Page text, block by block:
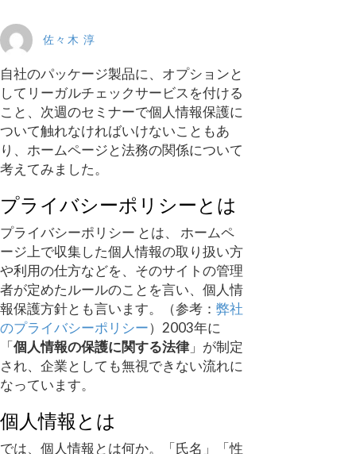
佐々木 淳
自社のパッケージ製品に、オプションと
してリーガルチェックサービスを付ける
こと、次週のセミナーで個人情報保護に
ついて触れなければいけないこともあ
り、ホームページと法務の関係について
考えてみました。
プライバシーポリシーとは
プライバシーポリシー とは、 ホームペ
ージ上で収集した個人情報の取り扱い方
や利用の仕方などを、そのサイトの管理
者が定めたルールのことを言い、個人情
報保護方針とも言います。（参考： 弊社
のプライバシーポリシー）2003年に
「個人情報の保護に関する法律 」が制定
され、企業としても無視できない流れに
なっています。
個人情報とは
では、個人情報とは何か。「氏名」「性